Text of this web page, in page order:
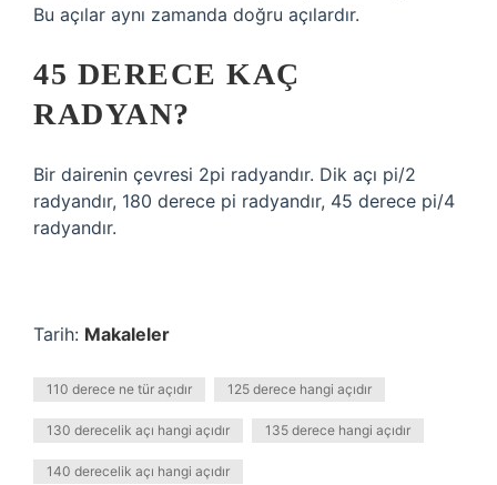
Bu açılar aynı zamanda doğru açılardır.
45 DERECE KAÇ
RADYAN?
Bir dairenin çevresi 2pi radyandır. Dik açı pi/2
radyandır, 180 derece pi radyandır, 45 derece pi/4
radyandır.
Tarih: Makaleler
110 derece ne tür açıdır 125 derece hangi açıdır
130 derecelik açı hangi açıdır 135 derece hangi açıdır
140 derecelik açı hangi açıdır